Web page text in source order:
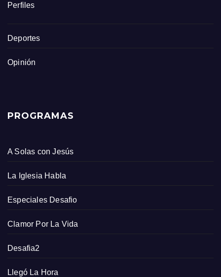
Perfiles
Deportes
Opinión
PROGRAMAS
A Solas con Jesús
La Iglesia Habla
Especiales Desafio
Clamor Por La Vida
Desafia2
Llegó La Hora